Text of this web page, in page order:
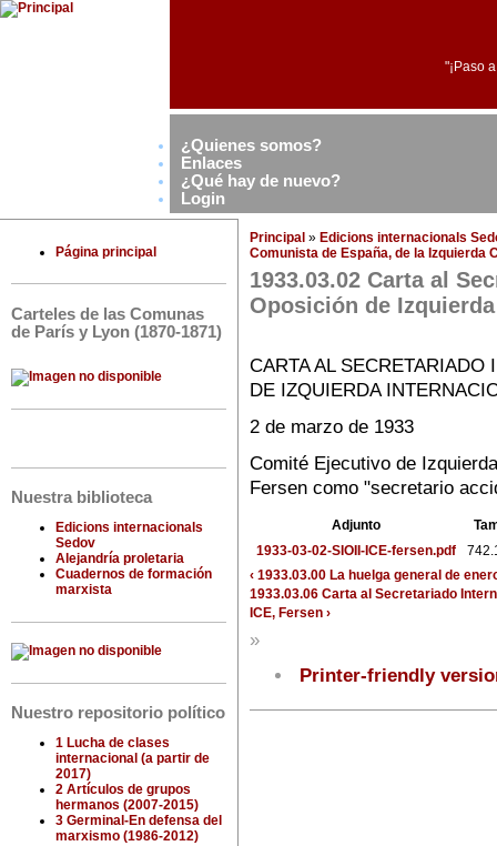
"¡Paso
¿Quienes somos?
Enlaces
¿Qué hay de nuevo?
Login
Página principal
Carteles de las Comunas
de París y Lyon (1870-1871)
Nuestra biblioteca
Edicions internacionals
Sedov
Alejandría proletaria
Cuadernos de formación
marxista
Nuestro repositorio político
1 Lucha de clases
internacional (a partir de
2017)
2 Artículos de grupos
hermanos (2007-2015)
3 Germinal-En defensa del
marxismo (1986-2012)
Principal » Edicions internacionals
Comunista de España, de la Izquierda
1933.03.02 Carta al
Oposición de
CARTA AL
DE IZQUIERDA
2 de marzo de 1933
Comité Ejecutivo de
Fersen como "secretario
Adjunto
1933-03-02-SIOII-ICE-fersen.pdf
‹ 1933.03.00 La huelga general de
1933.03.06 Carta al Secretariado
ICE, Fersen ›
»
Printer-friendly